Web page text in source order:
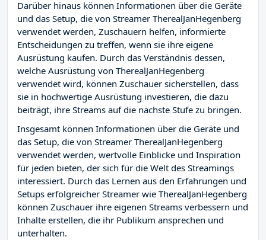
Darüber hinaus können Informationen über die Geräte
und das Setup, die von Streamer TherealJanHegenberg
verwendet werden, Zuschauern helfen, informierte
Entscheidungen zu treffen, wenn sie ihre eigene
Ausrüstung kaufen. Durch das Verständnis dessen,
welche Ausrüstung von TherealJanHegenberg
verwendet wird, können Zuschauer sicherstellen, dass
sie in hochwertige Ausrüstung investieren, die dazu
beiträgt, ihre Streams auf die nächste Stufe zu bringen.
Insgesamt können Informationen über die Geräte und
das Setup, die von Streamer TherealJanHegenberg
verwendet werden, wertvolle Einblicke und Inspiration
für jeden bieten, der sich für die Welt des Streamings
interessiert. Durch das Lernen aus den Erfahrungen und
Setups erfolgreicher Streamer wie TherealJanHegenberg
können Zuschauer ihre eigenen Streams verbessern und
Inhalte erstellen, die ihr Publikum ansprechen und
unterhalten.